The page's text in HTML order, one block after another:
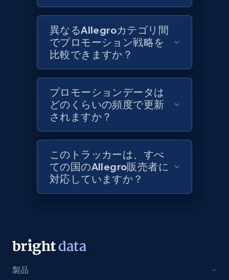
1.1K+ 149+ 今すぐ始める
Lazada - Products
URL, Title, Rating, Reviews, Initial price, Final
price, Currency, Stock, and more.
991+ 165+
Lazada - Products - Discover products by
keyword
異なるAllegroカテゴリ間
でプロモーション戦略を
比較できますか？
プロモーションデータは
どのくらいの頻度で更新
されますか？
このトラッカーは、すべ
ての国のAllegro販売者に
対応していますか？
製品